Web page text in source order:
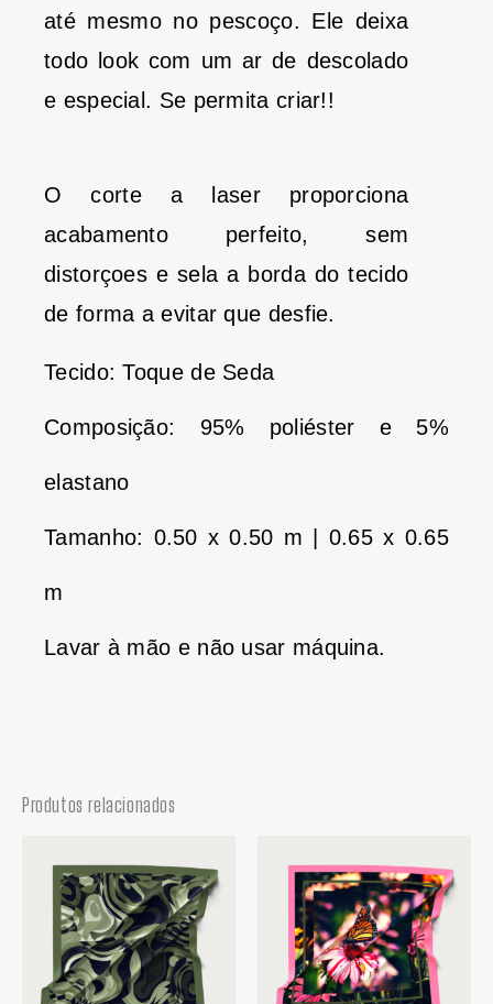
até mesmo no pescoço. Ele deixa
todo look com um ar de descolado
e especial. Se permita criar!!
O corte a laser proporciona
acabamento perfeito, sem
distorçoes e sela a borda do tecido
de forma a evitar que desfie.
Tecido: Toque de Seda
Composição: 95% poliéster e 5%
elastano
Tamanho: 0.50 x 0.50 m | 0.65 x 0.65
m
Lavar à mão e não usar máquina.
Produtos relacionados
de
preço:
R$ 49,90
através
R$ 65,00
de
preço:
R$
R$